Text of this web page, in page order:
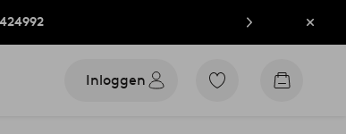
Inloggen
Ga
Go